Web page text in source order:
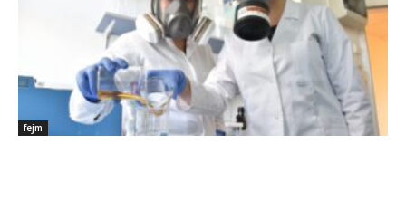
fejm